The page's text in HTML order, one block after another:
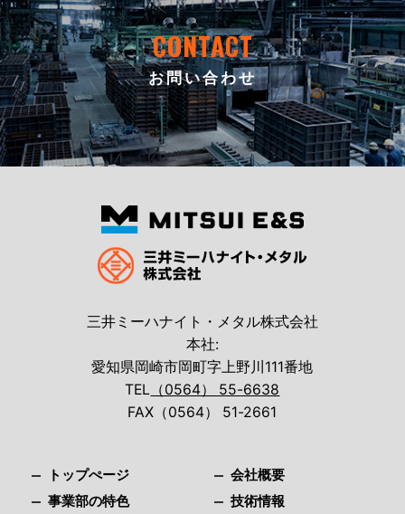
CONTACT
お問い合わせ
三井ミーハナイト・メタル株式会社
本社:
愛知県岡崎市岡町字上野川111番地
TEL （0564） 55-6638
FAX（0564） 51-2661
トップぺージ
会社概要
事業部の特色
技術情報